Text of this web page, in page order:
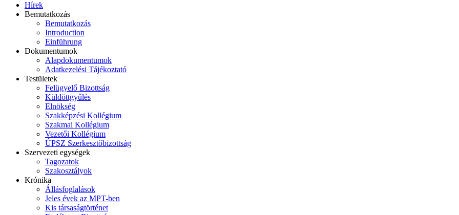
Hírek
Bemutatkozás
Bemutatkozás
Introduction
Einführung
Dokumentumok
Alapdokumentumok
Adatkezelési Tájékoztató
Testületek
Felügyelő Bizottság
Küldöttgyűlés
Elnökség
Szakképzési Kollégium
Szakmai Kollégium
Vezetői Kollégium
ÚPSZ Szerkesztőbizottság
Szervezeti egységek
Tagozatok
Szakosztályok
Krónika
Állásfoglalások
Jeles évek az MPT-ben
Kis társaságtörténet